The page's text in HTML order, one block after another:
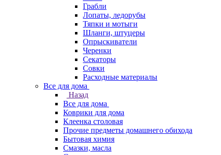
Грабли
Лопаты, ледорубы
Тяпки и мотыги
Шланги, штуцеры
Опрыскиватели
Черенки
Секаторы
Совки
Расходные материалы
Все для дома
Назад
Все для дома
Коврики для дома
Клеенка столовая
Прочие предметы домашнего обихода
Бытовая химия
Смазки, масла